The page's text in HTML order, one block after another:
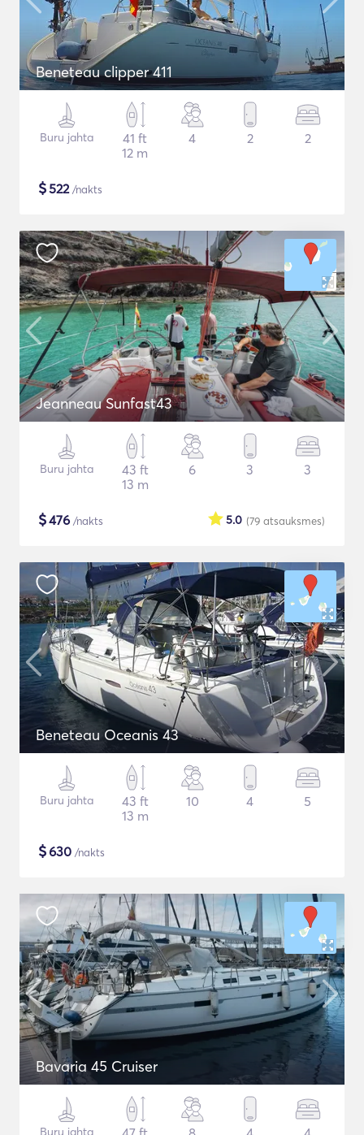
Beneteau clipper 411
Buru jahta
41 ft
12 m
4 2 2
$522/nakts
Jeanneau Sunfast43
Buru jahta
43 ft
13 m
6 3 3
$476 /nakts (79 atsauksmes)
5.0
Beneteau Oceanis 43
Buru jahta
43 ft
13 m
10 4 5
$630 /nakts
Bavaria 45 Cruiser
Buru jahta